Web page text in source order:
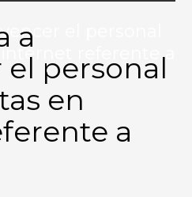
el personal
referente a
a
personal
en
a